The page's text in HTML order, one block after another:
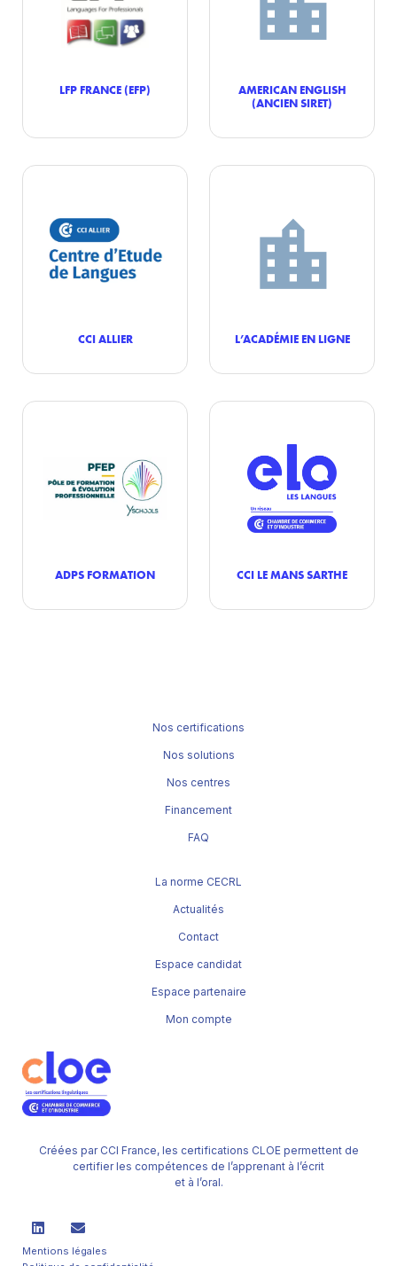
LFP FRANCE (EFP)
AMERICAN ENGLISH
(ANCIEN SIRET)
CCI ALLIER L’ACADÉMIE EN LIGNE
ADPS FORMATION CCI LE MANS SARTHE
Créées par CCI France, les certifications CLOE permettent de
certifier les compétences de l’apprenant à l’écrit
et à l’oral.
Mentions légales
Nos certifications
Nos solutions
Nos centres
Financement
FAQ
La norme CECRL
Actualités
Contact
Espace candidat
Espace partenaire
Mon compte